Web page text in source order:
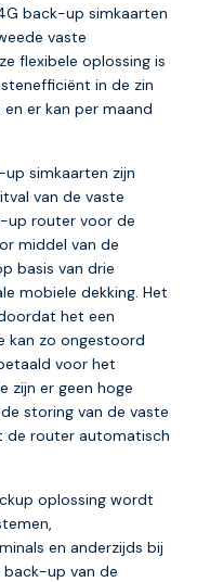
back-up simkaarten
vaste
flexibele oplossing is
in de zin
er kan per maand
simkaarten zijn
van de vaste
up router voor de
middel van de
basis van drie
mobiele dekking. Het
het een
kan zo ongestoord
voor het
zijn er geen hoge
storing van de vaste
de router automatisch
oplossing wordt
en anderzijds bij
back-up van de